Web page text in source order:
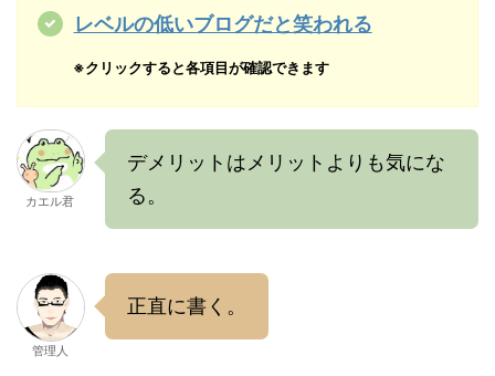
レベルの低いブログだと笑われる
※クリックすると各項目が確認できます
カエル君
デメリットはメリットよりも気にな
る。
管理人
正直に書く。